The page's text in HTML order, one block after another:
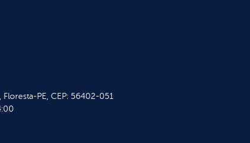
PE, CEP: 56402-051